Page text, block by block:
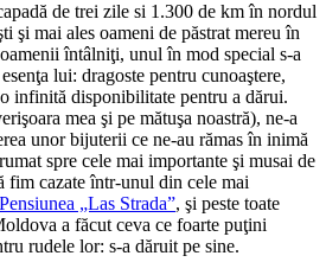
de trei zile si 1.300 de km în nordul
şi mai ales oameni de păstrat mereu în
întâlniţi, unul în mod special s-a
lui: dragoste pentru cunoaştere,
infinită disponibilitate pentru a dărui.
mea şi pe mătuşa noastră), ne-a
unor bijuterii ce ne-au rămas în inimă
spre cele mai importante şi musai de
fim cazate într-unul din cele mai
Pensiunea „Las Strada”, şi peste toate
a făcut ceva ce foarte puţini
rudele lor: s-a dăruit pe sine.